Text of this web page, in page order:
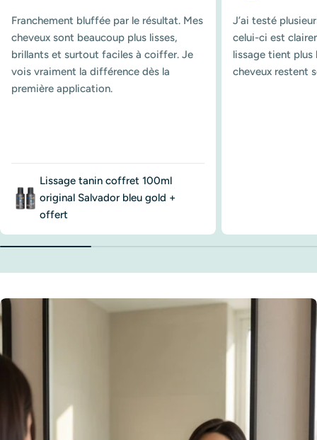
Franchement bluffée par le résultat. Mes
cheveux sont beaucoup plus lisses,
brillants et surtout faciles à coiffer. Je
vois vraiment la différence dès la
première application.
Lissage tanin coffret 100ml
original Salvador bleu gold +
offert
J’ai testé
celui-ci est
lissage tient
cheveux restent